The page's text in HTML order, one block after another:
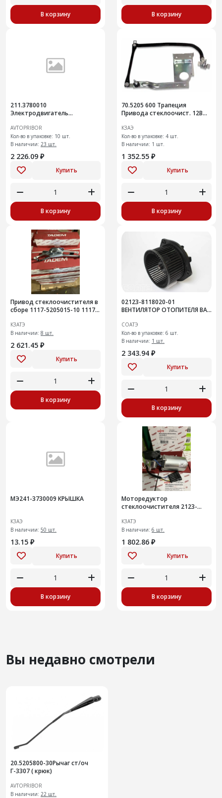
В корзину В корзину
211.3780010
Электродвигатель
25Вт)
AVTOPRIBOR
Кол-во в упаковке: 10 шт.
В наличии: 23 шт.
2 226.09 ₽
Купить
В корзину
70.5205 600 Трапеция
Привода стеклоочист. 12В
КЗАЭ
Кол-во в упаковке: 4 шт.
В наличии: 1 шт.
1 352.55 ₽
Купить
В корзину
Привод стеклоочистителя в
сборе 1117-5205015-10 1117-
Гранта, Datsun (10мм)
КЗАТЭ
В наличии: 8 шт.
2 621.45 ₽
Купить
В корзину
02123-8118020-01
ВЕНТИЛЯТОР ОТОПИТЕЛЯ ВАЗ
СОАТЭ
Кол-во в упаковке: 6 шт.
В наличии: 1 шт.
2 343.94 ₽
Купить
В корзину
МЭ241-3730009 КРЫШКА
КЗАЭ
В наличии: 50 шт.
13.15 ₽
Купить
В корзину
Моторедуктор
стеклоочистителя 2123-
1117-1119 Калина, 2190-2191,
2123 (12мм
КЗАТЭ
В наличии: 6 шт.
1 802.86 ₽
Купить
В корзину
Вы недавно смотрели
20.5205800-30Рычаг ст/оч
Г-3307 ( крюк)
AVTOPRIBOR
В наличии: 22 шт.